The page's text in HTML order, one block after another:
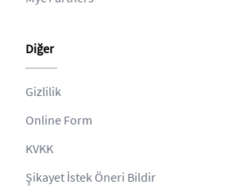
Diğer
Gizlilik
Online Form
KVKK
Şikayet İstek Öneri Bildir